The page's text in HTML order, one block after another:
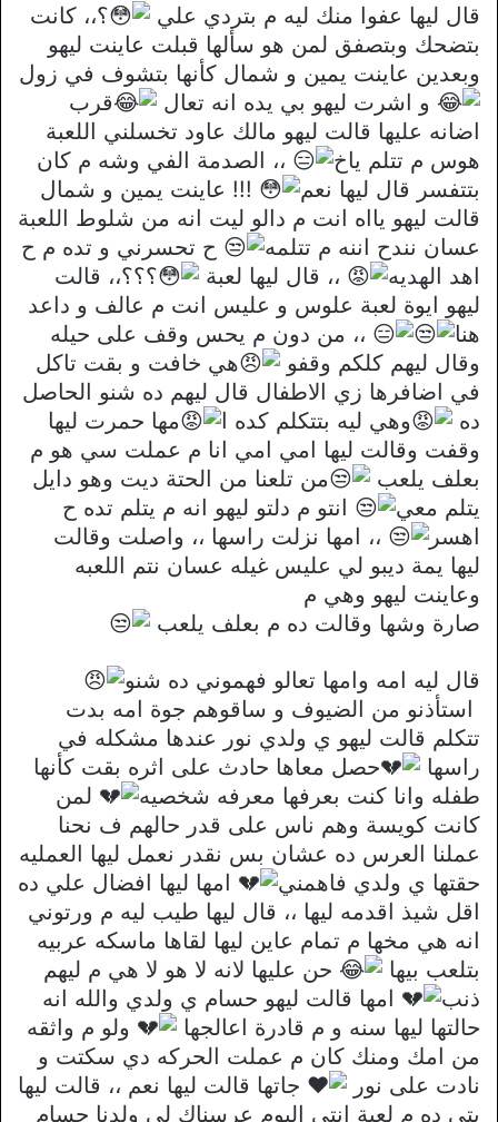
قال ليها عفوا منك ليه م بتردي علي
؟،، كانت
بتضحك وبتصفق لمن هو سألها قبلت عاينت ليهو
وبعدين عاينت يمين و شمال كأنها بتشوف في زول
و اشرت ليهو بي يده انه تعال
قرب
اضانه عليها قالت ليهو مالك عاود تخسلني اللعبة
هوس م تتلم ياخ
،، الصدمة الفي وشه م كان
بتتفسر قال ليها نعم
!!! عاينت يمين و شمال
قالت ليهو يااه انت م دالو ليت انه من شلوط اللعبة
عسان نندح اننه م تتلمه
ح تحسرني و تده م ح
اهد الهديه
،، قال ليها لعبة
؟؟؟،، قالت
ليهو ايوة لعبة علوس و عليس انت م عالف و داعد
هنا
،، من دون م يحس وقف على حيله
وقال ليهم كلكم وقفو
هي خافت و بقت تاكل
في اضافرها زي الاطفال قال ليهم ده شنو الحاصل
ده
وهي ليه بتتكلم كده ا
مها حمرت ليها
وقفت وقالت ليها امي امي انا م عملت سي هو م
بعلف يلعب
من تلعنا من الحتة ديت وهو دايل
يتلم معي
انتو م دلتو ليهو انه م يتلم تده ح
اهسر
،، امها نزلت راسها ،، واصلت وقالت
ليها يمة ديبو لي عليس غيله عسان نتم اللعبه
وعاينت ليهو وهي م
صارة وشها وقالت ده م بعلف يلعب
قال ليه امه وامها تعالو فهموني ده شنو
استأذنو من الضيوف و ساقوهم جوة امه بدت
تتكلم قالت ليهو ي ولدي نور عندها مشكله في
راسها
حصل معاها حادث على اثره بقت كأنها
طفله وانا كنت بعرفها معرفه شخصيه
لمن
كانت كويسة وهم ناس على قدر حالهم ف نحنا
عملنا العرس ده عشان بس نقدر نعمل ليها العمليه
حقتها ي ولدي فاهمني
امها ليها افضال علي ده
اقل شيذ اقدمه ليها ،، قال ليها طيب ليه م ورتوني
انه هي مخها م تمام عاين ليها لقاها ماسكه عربيه
بتلعب بيها
حن عليها لانه لا هو لا هي م ليهم
ذنب
امها قالت ليهو حسام ي ولدي والله انه
حالتها ليها سنه و م قادرة اعالجها
ولو م واثقه
من امك ومنك كان م عملت الحركه دي سكتت و
نادت على نور
جاتها قالت ليها نعم ،، قالت ليها
بتي ده م لعبة انتي اليوم عرسناك لي ولدنا حسام